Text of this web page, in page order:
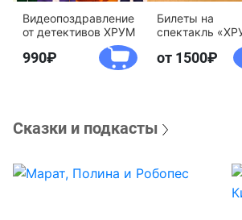
Видеопоздравление
от детективов ХРУМ
990
Билеты на
спектакль
Осторожно,
Юдо!»
от 1500
Сказки и подкасты